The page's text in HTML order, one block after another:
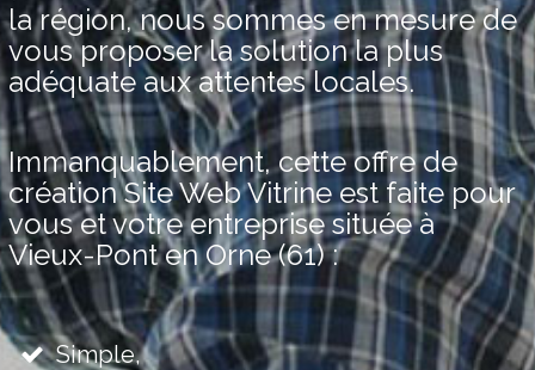
la région, nous sommes en mesure de
vous proposer la solution la plus
adéquate aux attentes locales.
Immanquablement, cette offre de
création Site Web Vitrine est faite pour
vous et votre entreprise située à
Vieux-Pont en Orne (61) :
Simple,